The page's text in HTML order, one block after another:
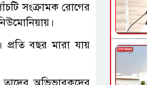
সংক্রামক রোগের
বছর মারা যায়